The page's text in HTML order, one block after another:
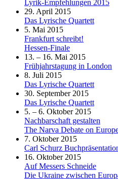
Lyrik-Empfehlungen 2015
29. April 2015
Das Lyrische Quartett
5. Mai 2015
Frankfurt schreibt!
Hessen-Finale
13. – 16. Mai 2015
Frühjahrstagung in London
8. Juli 2015
Das Lyrische Quartett
30. September 2015
Das Lyrische Quartett
5. – 6. Oktober 2015
Nachbarschaft gestalten
The Narva Debate on
7. Oktober 2015
Carl Schurz
16. Oktober 2015
Auf Messers Schneide
Die Ukraine zwischen